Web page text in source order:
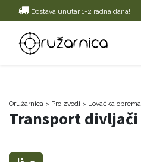
Dostava unutar 1-2 radna dana!
Oružarnica > Proizvodi > Lovačka oprema
Transport divljači